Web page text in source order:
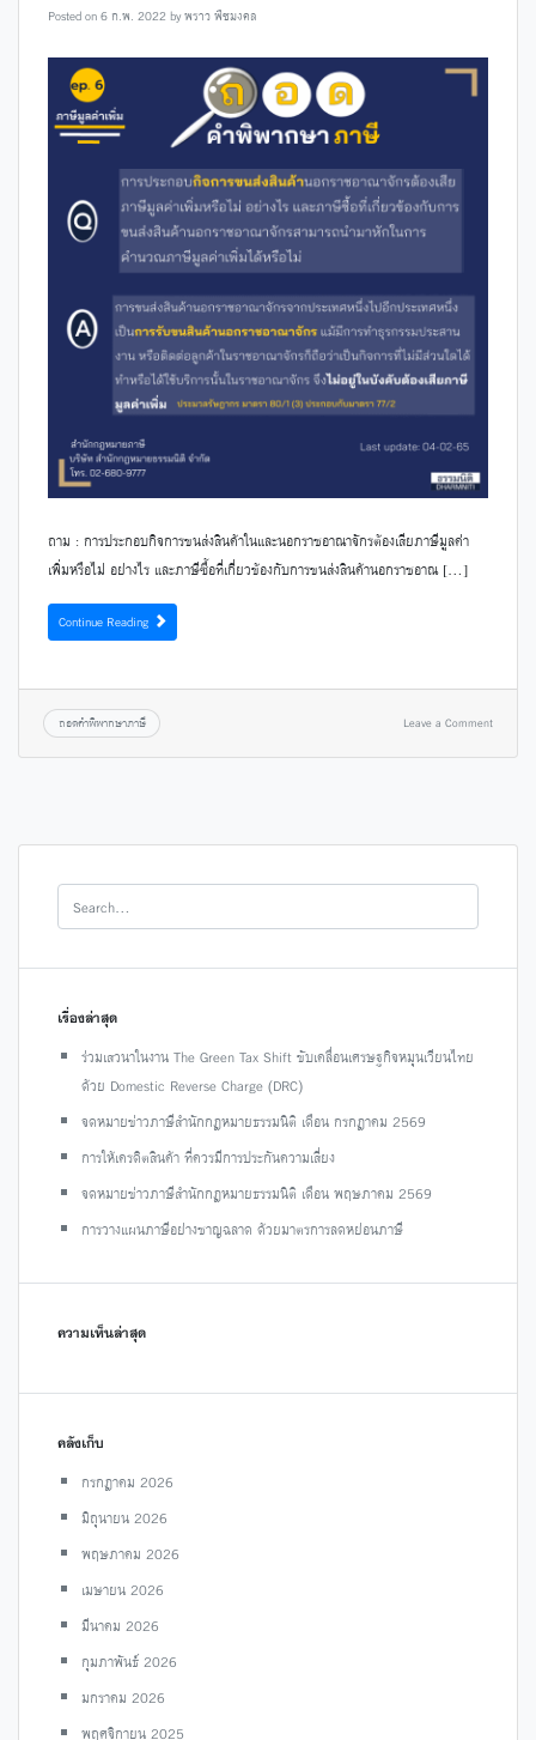
Posted on6 ก.พ. 2022 byพราว พืชมงคล
ถาม : การประกอบกิจการขนส่งสินค้าในและนอกราชอาณาจักรต้องเสียภาษีมูลค่า
เพิ่มหรือไม่ อย่างไร และภาษีซื้อที่เกี่ยวข้องกับการขนส่งสินค้านอกราชอาณ […]
Continue Reading
ถอดคำพิพากษาภาษี Leave a Comment
เรื่องล่าสุด
ร่วมเสวนาในงาน The Green Tax Shift ขับเคลื่อนเศรษฐกิจหมุนเวียนไทย
ด้วย Domestic Reverse Charge (DRC)
จดหมายข่าวภาษีสำนักกฎหมายธรรมนิติ เดือน กรกฎาคม 2569
การให้เครดิตสินค้า ที่ควรมีการประกันความเสี่ยง
จดหมายข่าวภาษีสำนักกฎหมายธรรมนิติ เดือน พฤษภาคม 2569
การวางแผนภาษีอย่างชาญฉลาด ด้วยมาตรการลดหย่อนภาษี
ความเห็นล่าสุด
คลังเก็บ
กรกฎาคม 2026
มิถุนายน 2026
พฤษภาคม 2026
เมษายน 2026
มีนาคม 2026
กุมภาพันธ์ 2026
มกราคม 2026
พฤศจิกายน 2025